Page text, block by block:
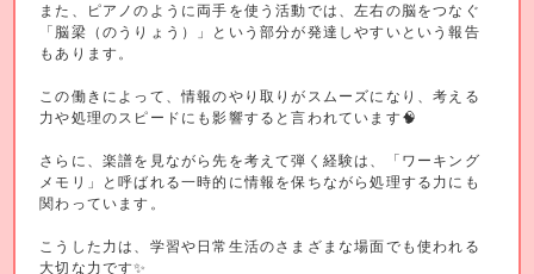
また、ピアノのように両手を使う活動では、左右の脳をつなぐ
「脳梁（のうりょう）」という部分が発達しやすいという報告
もあります。
この働きによって、情報のやり取りがスムーズになり、考える
力や処理のスピードにも影響すると言われています🧠
さらに、楽譜を見ながら先を考えて弾く経験は、「ワーキング
メモリ」と呼ばれる一時的に情報を保ちながら処理する力にも
関わっています。
こうした力は、学習や日常生活のさまざまな場面でも使われる
大切な力です✨